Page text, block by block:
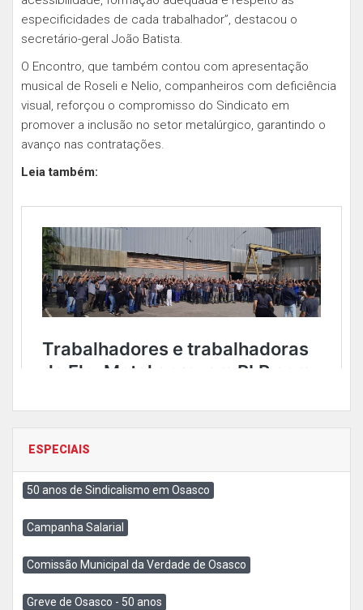
especificidades de cada trabalhador”, destacou o
secretário-geral João Batista.
O Encontro, que também contou com apresentação
musical de Roseli e Nelio, companheiros com deficiência
visual, reforçou o compromisso do Sindicato em
promover a inclusão no setor metalúrgico, garantindo o
avanço nas contratações.
Leia também:
ESPECIAIS
50 anos de Sindicalismo em Osasco
Campanha Salarial
Comissão Municipal da Verdade de Osasco
Greve de Osasco - 50 anos